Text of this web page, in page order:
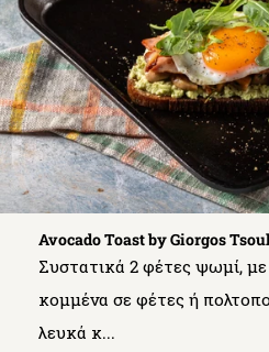
Avocado Toast by Giorgos
Συστατικά 2 φέτες ψωμί,
κομμένα σε φέτες ή
λευκά κ...